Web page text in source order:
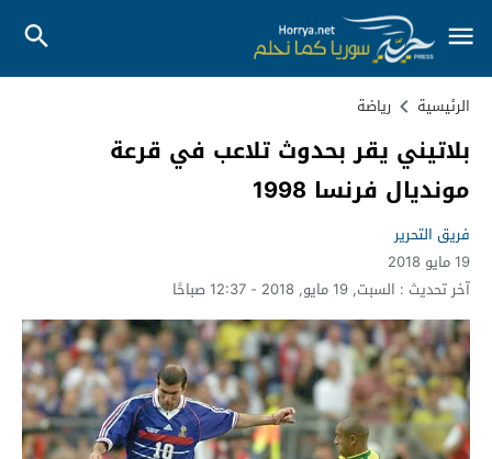
الرئيسية رياضة
بلاتيني يقر بحدوث تلاعب في قرعة
مونديال فرنسا 1998
فريق التحرير
19 مايو 2018
آخر تحديث : السبت, 19 مايو, 2018 - 12:37 صباحًا